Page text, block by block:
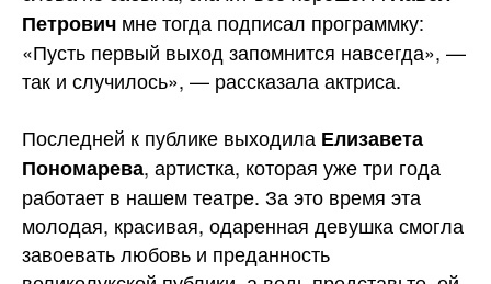
Петрович мне тогда подписал программку:
«Пусть первый выход запомнится навсегда», —
так и случилось», — рассказала актриса.
Последней к публике выходила Елизавета
Пономарева, артистка, которая уже три года
работает в нашем театре. За это время эта
молодая, красивая, одаренная девушка смогла
завоевать любовь и преданность